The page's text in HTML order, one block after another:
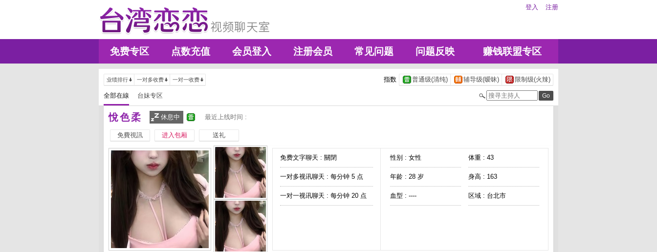
登入 注册
免费专区 点数充值 会员登入 注册会员 常见问题 问题反映 赚钱联盟专区
业绩排行 一对多收费 一对一收费 指数 普通级(清纯) 辅导级(暧昧) 限制级(火辣)
全部在線 台妹专区
悅色柔 休息中 最近上线时间 :
免費視訊 进入包厢 送礼
免费文字聊天 : 關閉
一对多视讯聊天 : 每分钟 5 点
一对一视讯聊天 : 每分钟 20 点
性别 : 女性 体重 : 43
年龄 : 28 岁 身高 : 163
血型 : ---- 区域 : 台北市